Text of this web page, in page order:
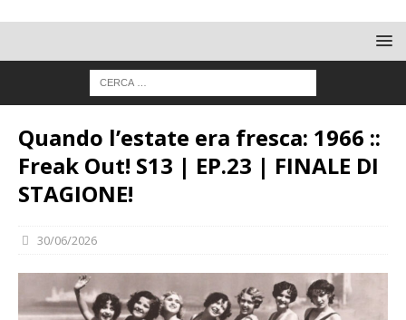
Quando l’estate era fresca: 1966 ::
Freak Out! S13 | EP.23 | FINALE DI
STAGIONE!
30/06/2026